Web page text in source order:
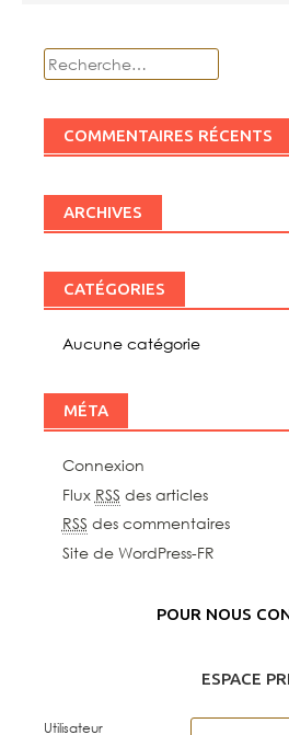
Rechercher :
COMMENTAIRES RÉCENTS
ARCHIVES
CATÉGORIES
Aucune catégorie
MÉTA
Connexion
Flux RSS des articles
RSS des commentaires
Site de WordPress-FR
POUR NOUS
ESPACE
Utilisateur